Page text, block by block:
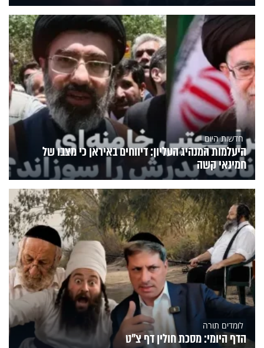
חדשות היום
היעלמות המנהיג העליון: דיווחים באיראן כי מצבו של
חמינאי קשה
לומדים תורה
הדף היומי: מסכת חולין דף צ"ט